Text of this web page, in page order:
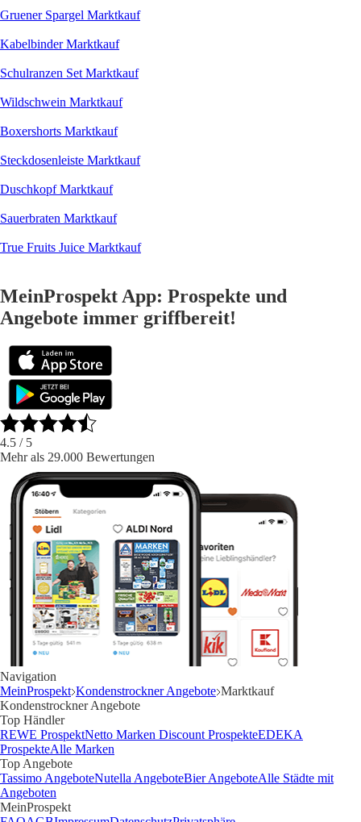
Gruener Spargel Marktkauf
Kabelbinder Marktkauf
Schulranzen Set Marktkauf
Wildschwein Marktkauf
Boxershorts Marktkauf
Steckdosenleiste Marktkauf
Duschkopf Marktkauf
Sauerbraten Marktkauf
True Fruits Juice Marktkauf
MeinProspekt App: Prospekte und
Angebote immer griffbereit!
4.5 / 5
Mehr als 29.000 Bewertungen
Navigation
MeinProspekt Kondenstrockner Angebote Marktkauf
Kondenstrockner Angebote
Top Händler
REWE ProspektNetto Marken Discount ProspekteEDEKA
ProspekteAlle Marken
Top Angebote
Tassimo AngeboteNutella AngeboteBier AngeboteAlle Städte mit
Angeboten
MeinProspekt